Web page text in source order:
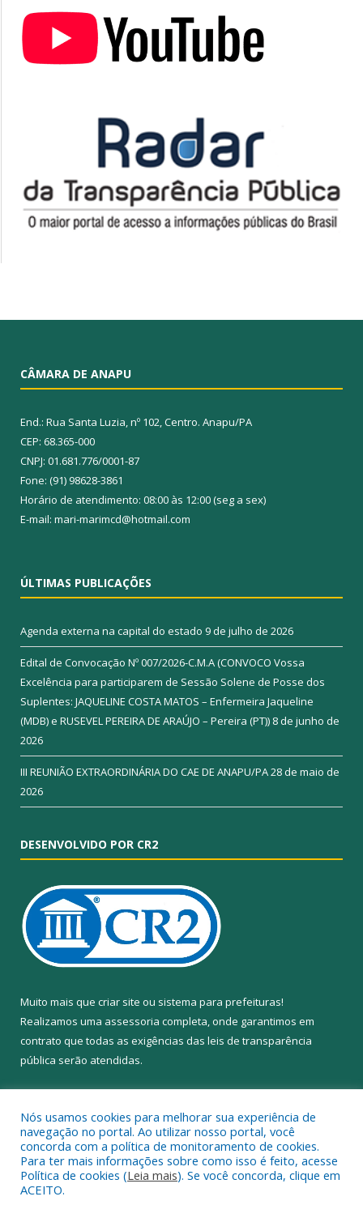
CÂMARA DE ANAPU
End.: Rua Santa Luzia, nº 102, Centro. Anapu/PA
CEP: 68.365-000
CNPJ: 01.681.776/0001-87
Fone: (91) 98628-3861
Horário de atendimento: 08:00 às 12:00 (seg a sex)
E-mail: mari-marimcd@hotmail.com
ÚLTIMAS PUBLICAÇÕES
Agenda externa na capital do estado 9 de julho de 2026
Edital de Convocação Nº 007/2026-C.M.A (CONVOCO Vossa
Excelência para participarem de Sessão Solene de Posse dos
Suplentes: JAQUELINE COSTA MATOS – Enfermeira Jaqueline
(MDB) e RUSEVEL PEREIRA DE ARAÚJO – Pereira (PT)) 8 de junho de
2026
III REUNIÃO EXTRAORDINÁRIA DO CAE DE ANAPU/PA28 de maio de
2026
DESENVOLVIDO POR CR2
Muito mais que criar site ou sistema para prefeituras!
Realizamos uma assessoria completa, onde garantimos em
contrato que todas as exigências das leis de transparência
pública serão atendidas.
Todos os direitos reservados a Câmara Municipal de Anapu.
Nós usamos cookies para melhorar sua experiência de
navegação no portal. Ao utilizar nosso portal, você
concorda com a política de monitoramento de cookies.
Para ter mais informações sobre como isso é feito, acesse
Política de cookies (Leia mais). Se você concorda, clique em
ACEITO.